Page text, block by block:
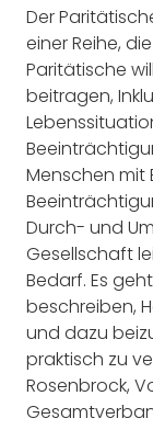
Der
einer Reihe,
Paritätische
beitragen,
Menschen mit
Durch- und
Gesellschaft
Bedarf. Es
beschreiben,
und dazu
praktisch zu
Rosenbrock,